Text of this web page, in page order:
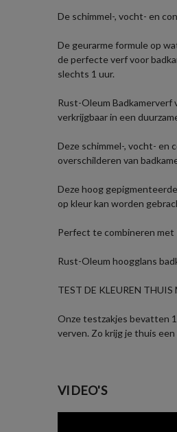
De schimmel-, vocht- en
De geurarme formule op
de perfecte verf voor
slechts 1 uur.
Rust-Oleum Badkamerverf
verkrijgbaar in een
Deze schimmel-, vocht- en
overschilderen van
Deze hoog
op kleur kan worden
Perfect te combineren met
Rust-Oleum hoogglans
TEST DE KLEUREN
Onze testzakjes bevatten
verven. Zo krijg je thuis
VIDEO'S